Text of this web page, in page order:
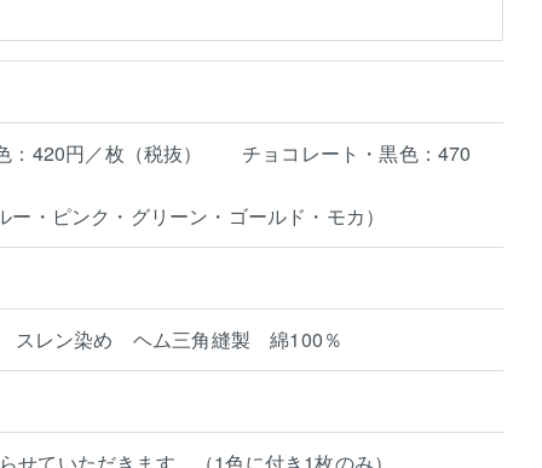
420円／枚（税抜） チョコレート・黒色：470
・ピンク・グリーン・ゴールド・モカ）
スレン染め ヘム三角縫製 綿100％
ていただきます。（1色に付き1枚のみ）